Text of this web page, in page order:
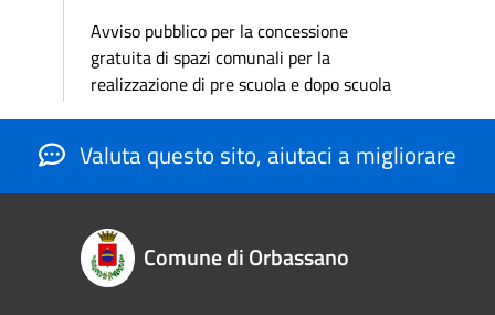
Avviso pubblico per la concessione
gratuita di spazi comunali per la
realizzazione di pre scuola e dopo scuola
Valuta questo sito, aiutaci a migliorare
Comune di Orbassano